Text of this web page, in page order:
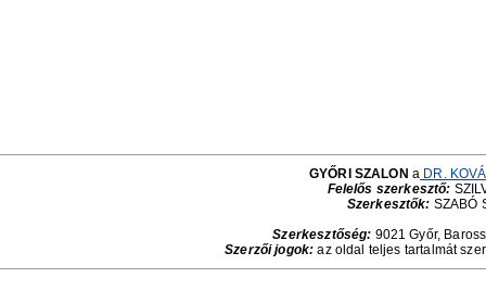
GYŐRI SZALON a DR.
Felelős szerkesztő:
Szerkesztők: SZABÓ
Szerkesztőség: 9021 Győr,
Szerzői jogok: az oldal teljes tartalmát